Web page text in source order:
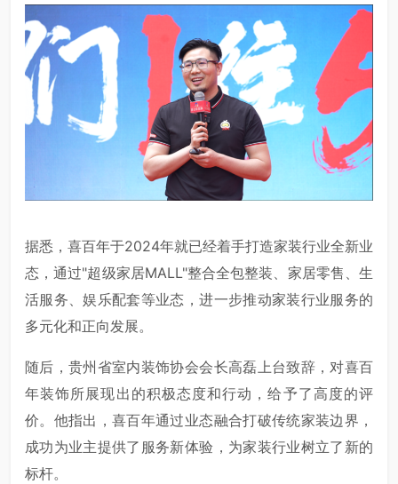
据悉，喜百年于2024年就已经着手打造家装行业全新业
态，通过"超级家居MALL"整合全包整装、家居零售、生
活服务、娱乐配套等业态，进一步推动家装行业服务的
多元化和正向发展。
随后，贵州省室内装饰协会会长高磊上台致辞，对喜百
年装饰所展现出的积极态度和行动，给予了高度的评
价。他指出，喜百年通过业态融合打破传统家装边界，
成功为业主提供了服务新体验，为家装行业树立了新的
标杆。